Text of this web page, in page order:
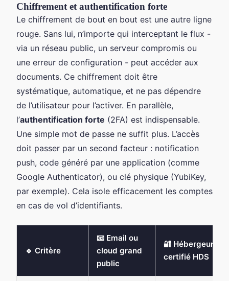
Chiffrement et authentification forte
Le chiffrement de bout en bout est une autre ligne
rouge. Sans lui, n’importe qui interceptant le flux -
via un réseau public, un serveur compromis ou
une erreur de configuration - peut accéder aux
documents. Ce chiffrement doit être
systématique, automatique, et ne pas dépendre
de l’utilisateur pour l’activer. En parallèle,
l’authentification forte (2FA) est indispensable.
Une simple mot de passe ne suffit plus. L’accès
doit passer par un second facteur : notification
push, code généré par une application (comme
Google Authenticator), ou clé physique (YubiKey,
par exemple). Cela isole efficacement les comptes
en cas de vol d’identifiants.
🔹 Critère
📧 Email ou
cloud grand
public
🔐 Hébergeur
certifié HDS